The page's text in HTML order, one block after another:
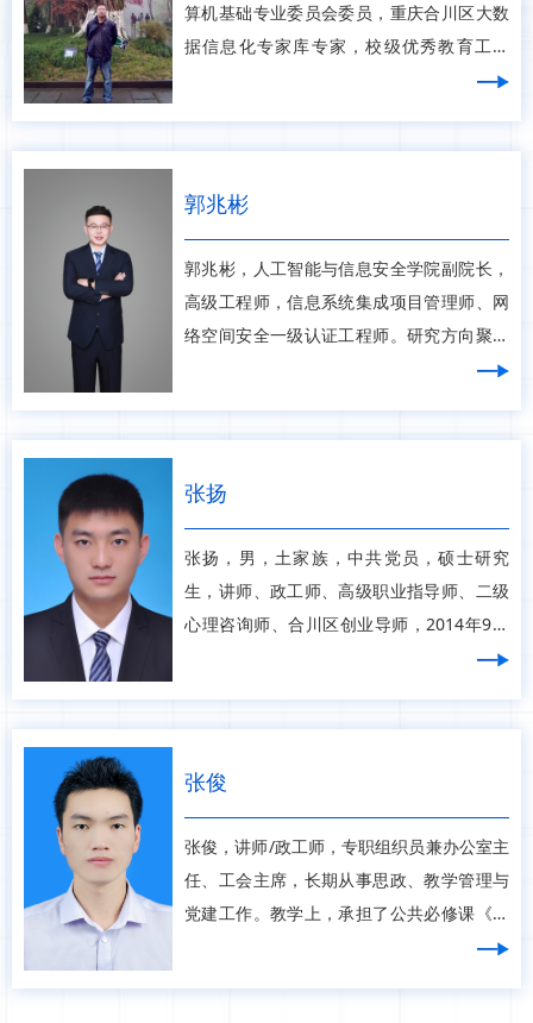
算机基础专业委员会委员，重庆合川区大数
据信息化专家库专家，校级优秀教育工作
者，主编并参编教材5部，专著1部，发表论
教育部协同育人项目2项，主研省部级科研
郭兆彬
郭兆彬，人工智能与信息安全学院副院长，
高级工程师，信息系统集成项目管理师、网
络空间安全一级认证工程师。研究方向聚焦
数据治理、数据安全、网络安全与智能算
《提高数据治理服务成功率的数据治理控制
张扬
张扬，男，土家族，中共党员，硕士研究
生，讲师、政工师、高级职业指导师、二级
心理咨询师、合川区创业导师，2014年9月
到校工作，先后任辅导员、党支部书记、党
工智能与信息安全学院党总支副书记。长期
张俊
张俊，讲师/政工师，专职组织员兼办公室主
任、工会主席，长期从事思政、教学管理与
党建工作。教学上，承担了公共必修课《大
学生创业基础》和《大学生劳动教育》等课